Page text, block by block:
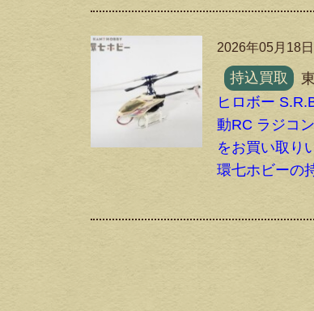
2026年05月18日
持込買取
ヒロボー
動RC ラジコ
をお買い取り
環七ホビーの